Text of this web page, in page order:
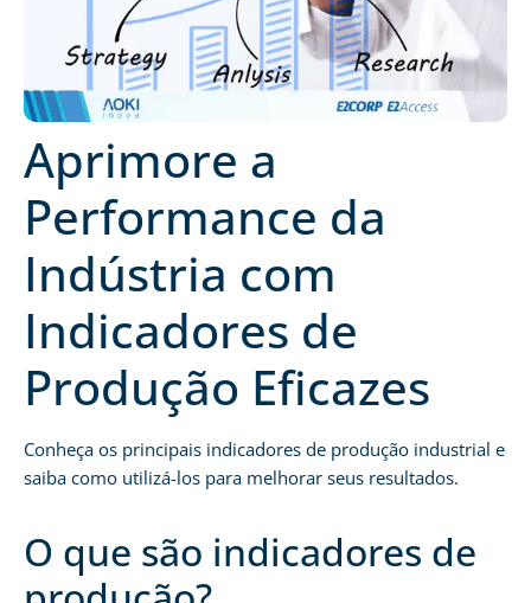
Aprimore a
Performance da
Indústria com
Indicadores de
Produção Eficazes
Conheça os principais indicadores de produção industrial e
saiba como utilizá-los para melhorar seus resultados.
O que são indicadores de